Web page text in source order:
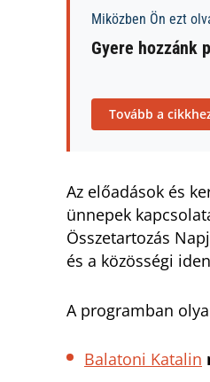
Miközben Ön ezt
Gyere hozzánk
Tovább a
Az előadások és
ünnepek
Összetartozás
és a közösségi
A programban
Balatoni Katalin